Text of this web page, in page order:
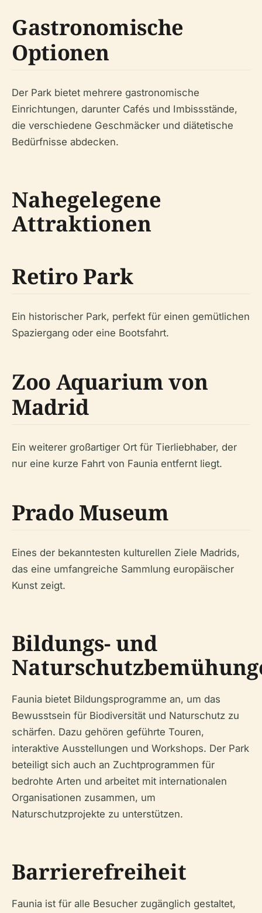
Gastronomische
Optionen
Der Park bietet mehrere gastronomische
Einrichtungen, darunter Cafés und Imbissstände,
die verschiedene Geschmäcker und diätetische
Bedürfnisse abdecken.
Nahegelegene
Attraktionen
Retiro Park
Ein historischer Park, perfekt für einen gemütlichen
Spaziergang oder eine Bootsfahrt.
Zoo Aquarium von
Madrid
Ein weiterer großartiger Ort für Tierliebhaber, der
nur eine kurze Fahrt von Faunia entfernt liegt.
Prado Museum
Eines der bekanntesten kulturellen Ziele Madrids,
das eine umfangreiche Sammlung europäischer
Kunst zeigt.
Bildungs- und
Faunia bietet Bildungsprogramme an, um das
Bewusstsein für Biodiversität und Naturschutz zu
schärfen. Dazu gehören geführte Touren,
interaktive Ausstellungen und Workshops. Der Park
beteiligt sich auch an Zuchtprogrammen für
bedrohte Arten und arbeitet mit internationalen
Organisationen zusammen, um
Naturschutzprojekte zu unterstützen.
Barrierefreiheit
Faunia ist für alle Besucher zugänglich gestaltet,